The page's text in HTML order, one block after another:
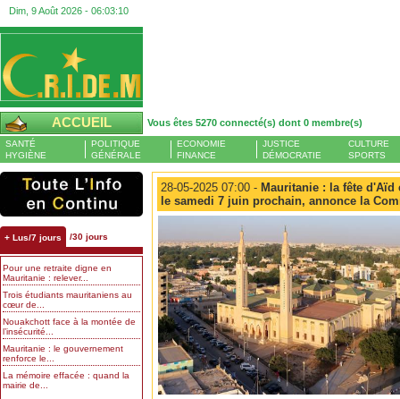
Dim, 9 Août 2026 - 06:03:11
ACCUEIL Vous êtes 5270 connecté(s) dont 0 membre(s)
SANTÉ
HYGIÈNE
POLITIQUE
GÉNÉRALE
ECONOMIE
FINANCE
JUSTICE
DÉMOCRATIE
CULTURE
SPORTS
+ Lus/7 jours /30 jours
Pour une retraite digne en
Mauritanie : relever...
Trois étudiants mauritaniens au
cœur de...
Nouakchott face à la montée de
l’insécurité...
Mauritanie : le gouvernement
renforce le...
La mémoire effacée : quand la
mairie de...
28-05-2025 07:00 - Mauritanie : la fête d'Aïd
le samedi 7 juin prochain, annonce la